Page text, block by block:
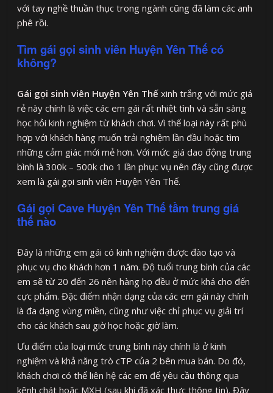
với tay nghề thuần thục trong ngành cũng đã làm các anh
phê rồi.
Tìm gái gọi sinh viên Huyện Yên Thế có
không?
Gái gọi sinh viên Huyện Yên Thế xinh trắng với mức giá
rẻ này chính là việc các em gái rất nhiệt tình và sẵn sàng
học hỏi kinh nghiệm từ khách chơi. Vì thế loại này rất phù
hợp với khách hàng muốn trải nghiệm lần đầu hoặc tìm
những cảm giác mới mẻ hơn. Với mức giá dao động trung
bình là 300k – 500k cho 1 lần phục vụ nên đây cũng được
xem là gái gọi sinh viên Huyện Yên Thế.
Gái gọi Cave Huyện Yên Thế tầm trung giá
thế nào
Đây là những em gái có kinh nghiệm được đào tạo và
phục vụ cho khách hơn 1 năm. Độ tuổi trung bình của các
em sẽ từ 20 đến 26 nên hàng họ đều ở mức khá cho đến
cực phẩm. Đặc điểm nhận dạng của các em gái này chính
là đa dạng vùng miền, cũng như việc chỉ phục vụ giải trí
cho các khách sau giờ học hoặc giờ làm.
Ưu điểm của loại mức trung bình này chính là ở kinh
nghiệm và khả năng trò cTP của 2 bên mua bán. Do đó,
khách chơi có thể liên hệ các em để yêu cầu thông qua
kênh chát hoặc MXH (sau khi đã xác thực thông tin). Đây